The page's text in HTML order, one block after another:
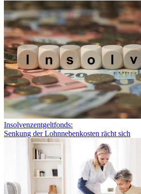
Insolvenzentgeltfonds:
Senkung der Lohnnebenkosten rächt sich